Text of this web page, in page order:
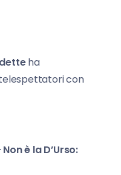
ha
con
è la D’Urso: